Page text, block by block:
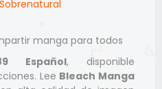
Sobrenatural
manga para todos
Español, disponible
Lee Bleach Manga